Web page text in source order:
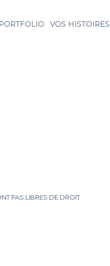
PORTFOLIO VOS HISTOIRES
PAS LIBRES DE DROIT